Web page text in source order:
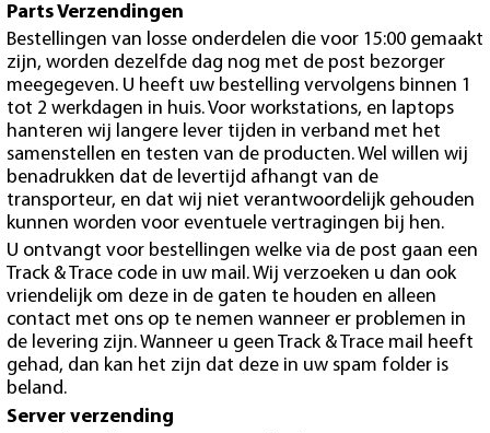
Parts Verzendingen
Bestellingen van losse onderdelen die voor 15:00 gemaakt
zijn, worden dezelfde dag nog met de post bezorger
meegegeven. U heeft uw bestelling vervolgens binnen 1
tot 2 werkdagen in huis. Voor workstations, en laptops
hanteren wij langere lever tijden in verband met het
samenstellen en testen van de producten. Wel willen wij
benadrukken dat de levertijd afhangt van de
transporteur, en dat wij niet verantwoordelijk gehouden
kunnen worden voor eventuele vertragingen bij hen.
U ontvangt voor bestellingen welke via de post gaan een
Track & Trace code in uw mail. Wij verzoeken u dan ook
vriendelijk om deze in de gaten te houden en alleen
contact met ons op te nemen wanneer er problemen in
de levering zijn. Wanneer u geen Track & Trace mail heeft
gehad, dan kan het zijn dat deze in uw spam folder is
beland.
Server verzending